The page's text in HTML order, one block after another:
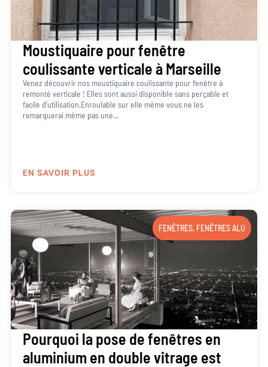
Moustiquaire pour fenêtre
coulissante verticale à Marseille
Venez découvrir nos moustiquaire coulissante pour fenêtre à
remonté verticale ! Elles sont aussi disponible sans perçable et
facile d’utilisation.Enroulable sur elle même vous ne les
remarquerai même pas une...
EN SAVOIR PLUS
FENÊTRES, FENÊTRES ALU
Pourquoi la pose de fenêtres en
aluminium en double vitrage est